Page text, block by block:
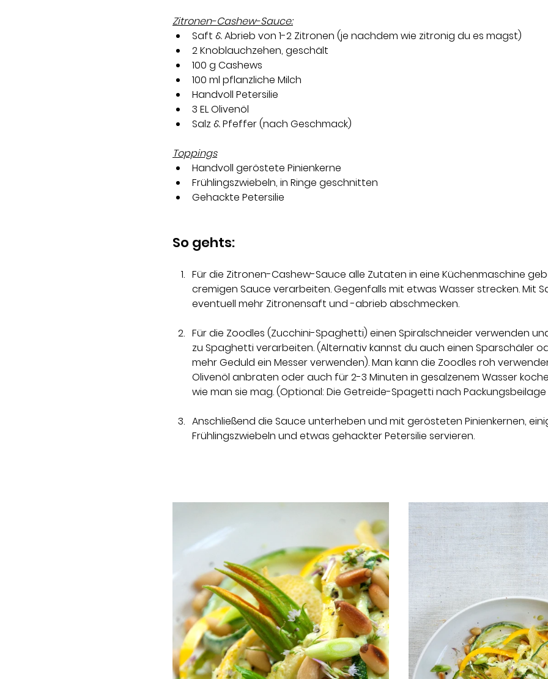
Zitronen-Cashew-Sauce:
Saft & Abrieb von 1-2 Zitronen (je nachdem wie zitronig du es magst)
2 Knoblauchzehen, geschält
100 g Cashews
100 ml pflanzliche Milch
Handvoll Petersilie
3 EL Olivenöl
Salz & Pfeffer (nach Geschmack)
Toppings
Handvoll geröstete Pinienkerne
Frühlingszwiebeln, in Ringe geschnitten
Gehackte Petersilie
So gehts:
Für die Zitronen-Cashew-Sauce alle Zutaten in eine Küchenmaschine
cremigen Sauce verarbeiten. Gegenfalls mit etwas Wasser strecken. Mit
eventuell mehr Zitronensaft und -abrieb abschmecken.
Für die Zoodles (Zucchini-Spaghetti) einen Spiralschneider verwenden
zu Spaghetti verarbeiten. (Alternativ kannst du auch einen Sparschäler
mehr Geduld ein Messer verwenden). Man kann die Zoodles roh
Olivenöl anbraten oder auch für 2-3 Minuten in gesalzenem Wasser
wie man sie mag. (Optional: Die Getreide-Spagetti nach Packungsbeilage
Anschließend die Sauce unterheben und mit gerösteten Pinienkernen,
Frühlingszwiebeln und etwas gehackter Petersilie servieren.